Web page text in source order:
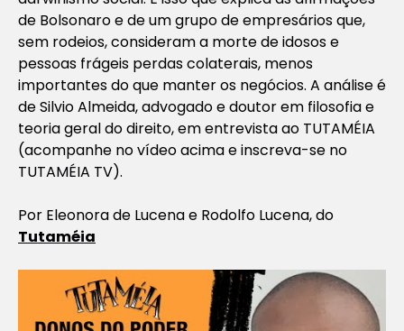
de Bolsonaro e de um grupo de empresários que,
sem rodeios, consideram a morte de idosos e
pessoas frágeis perdas colaterais, menos
importantes do que manter os negócios. A análise é
de Silvio Almeida, advogado e doutor em filosofia e
teoria geral do direito, em entrevista ao TUTAMÉIA
(acompanhe no vídeo acima e inscreva-se no
TUTAMÉIA TV).
Por Eleonora de Lucena e Rodolfo Lucena, do
Tutaméia